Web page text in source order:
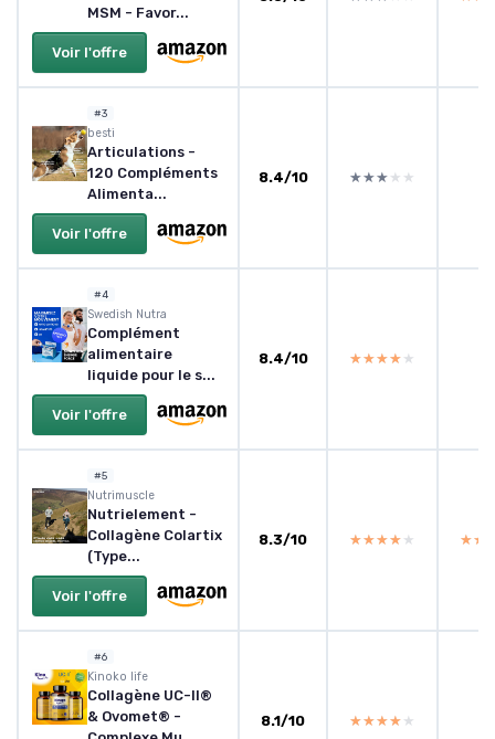
MSM - Favor...
Voir l'offre
#3
besti
Articulations -
120 Compléments
Alimenta...
Voir l'offre
8.4/10 ★★★★★
★★★★★
#4
Swedish Nutra
Complément
alimentaire
liquide pour le s...
Voir l'offre
8.4/10 ★★★★★
★★★★★
#5
‎Nutrimuscle
Nutrielement -
Collagène Colartix
(Type...
Voir l'offre
8.3/10 ★★★★★
★★★★★
#6
Kinoko life
Collagène UC-II®
& Ovomet® -
8.1/10 ★★★★★
★★★★★